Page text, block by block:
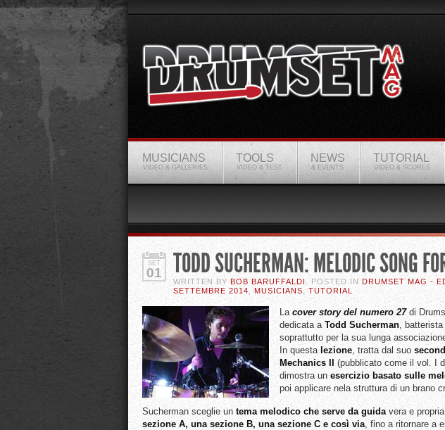
MUSICIANS
VIDEO & GALLERIES
TOOLS
VIDEO & TEST
NEWS
& EVENTS
TUTORIAL
VIDEO & SCORES
SET
01 TODD SUCHERMAN: MELODIC SONG
WRITTEN BY BOB BARUFFALDI. POSTED INDRUMSET MAG -
SETTEMBRE 2014 ,MUSICIANS ,TUTORIAL
La cover story del numero 27di
dedicata a Todd Sucherman,
soprattutto per la sua lunga
In questa lezione, tratta dal suo
Mechanics II
(pubblicato come il vol. I
dimostra unesercizio basato sulle
poi applicare nela struttura di un brano
Sucherman sceglie un tema melodico che serve da guidavera e
sezione A, una sezione B, una sezione C e così via, fino a ritornare a